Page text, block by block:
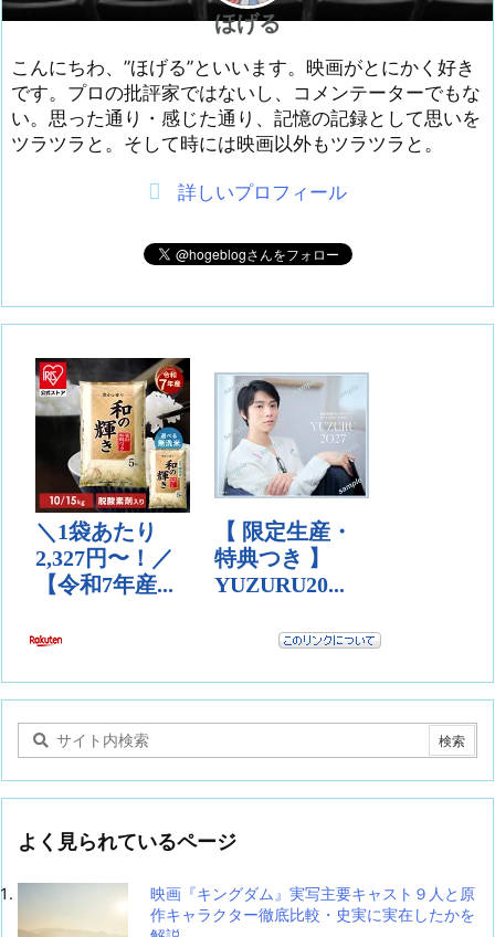
ほげる
こんにちわ、”ほげる”といいます。映画がとにかく好き
です。プロの批評家ではないし、コメンテーターでもな
い。思った通り・感じた通り、記憶の記録として思いを
ツラツラと。そして時には映画以外もツラツラと。
詳しいプロフィール
よく見られているページ
映画『キングダム』実写主要キャスト９人と原
作キャラクター徹底比較・史実に実在したかを